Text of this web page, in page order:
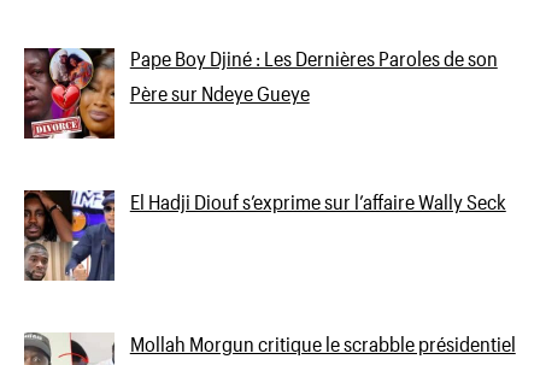
Pape Boy Djiné : Les Dernières Paroles de son
Père sur Ndeye Gueye
El Hadji Diouf s’exprime sur l’affaire Wally Seck
Mollah Morgun critique le scrabble présidentiel